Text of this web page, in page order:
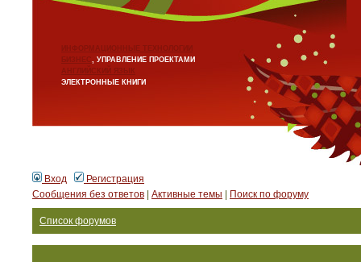
ИНФОРМАЦИОННЫЕ ТЕХНОЛОГИИ
БИЗНЕС, УПРАВЛЕНИЕ ПРОЕКТАМИ
АНГЛИЙСКИЙ ЯЗЫК
ЭЛЕКТРОННЫЕ КНИГИ
Вход
Регистрация
Сообщения без ответов
Активные темы Поиск по форуму
Список форумов